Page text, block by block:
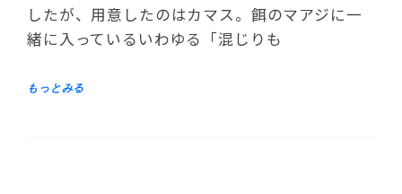
したが、用意したのはカマス。餌のマアジに一
緒に入っているいわゆる「混じりも